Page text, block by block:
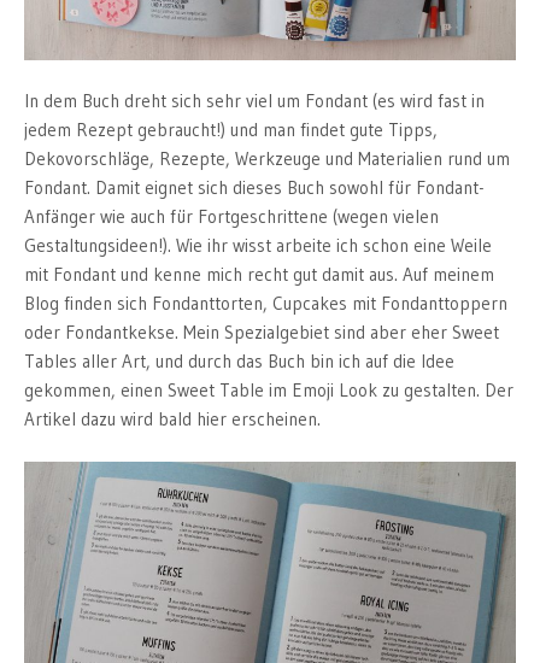
In dem Buch dreht sich sehr viel um Fondant (es wird fast in
jedem Rezept gebraucht!) und man findet gute Tipps,
Dekovorschläge, Rezepte, Werkzeuge und Materialien rund um
Fondant. Damit eignet sich dieses Buch sowohl für Fondant-
Anfänger wie auch für Fortgeschrittene (wegen vielen
Gestaltungsideen!). Wie ihr wisst arbeite ich schon eine Weile
mit Fondant und kenne mich recht gut damit aus. Auf meinem
Blog finden sich Fondanttorten, Cupcakes mit Fondanttoppern
oder Fondantkekse. Mein Spezialgebiet sind aber eher Sweet
Tables aller Art, und durch das Buch bin ich auf die Idee
gekommen, einen Sweet Table im Emoji Look zu gestalten. Der
Artikel dazu wird bald hier erscheinen.